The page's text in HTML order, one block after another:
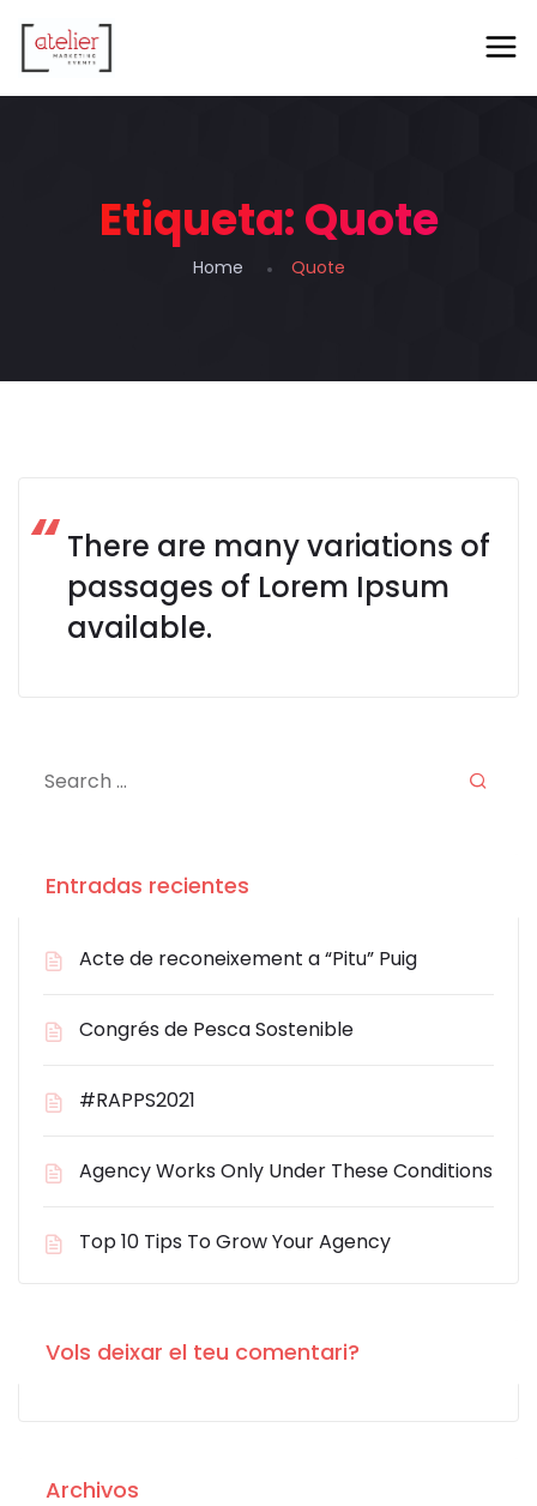
Etiqueta:Quote
Home Quote
There are many variations of
passages of Lorem Ipsum
available.
Entradas recientes
Acte de reconeixement a “Pitu” Puig
Congrés de Pesca Sostenible
#RAPPS2021
Agency Works Only Under These Conditions
Top 10 Tips To Grow Your Agency
Vols deixar el teu comentari?
Archivos